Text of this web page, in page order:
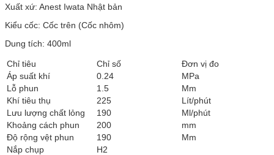
Xuất xứ: Anest Iwata Nhật bản
Kiểu cốc: Cốc trên (Cốc nhôm)
Dung tích: 400ml
Chỉ tiêu Chỉ số
Đơn vị đo
Áp suất khí
0.24
MPa
Lỗ phun
1.5
Mm
Khí tiêu thụ
225
Lít/phút
Lưu lượng chất lỏng
190
Ml/phút
Khoảng cách phun
200
mm
Độ rộng vệt phun
190
Mm
Nắp chụp
H2